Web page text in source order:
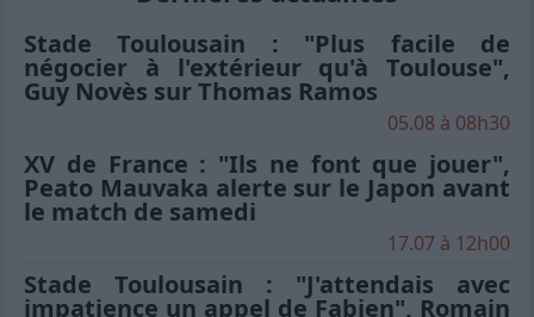
Stade Toulousain : "Plus facile de
négocier à l'extérieur qu'à Toulouse",
Guy Novès sur Thomas Ramos
05.08 à 08h30
XV de France : "Ils ne font que jouer",
Peato Mauvaka alerte sur le Japon avant
le match de samedi
17.07 à 12h00
Stade Toulousain : "J'attendais avec
impatience un appel de Fabien", Romain